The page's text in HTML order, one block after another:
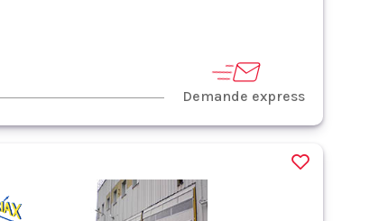
Demande express